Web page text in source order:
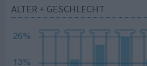
ALTER + GESCHLECHT